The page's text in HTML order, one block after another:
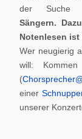
der Suche
Sängern.
Notenlesen
Wer neugierig
will:
(
einer
unserer